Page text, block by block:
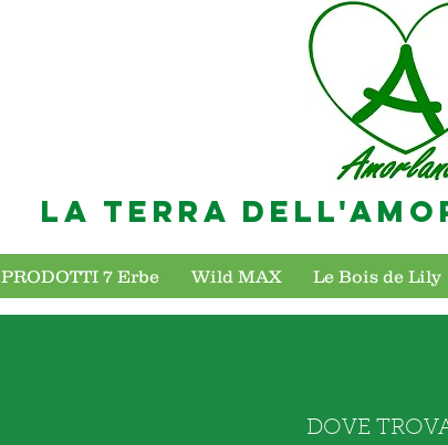
LA TERRA
PRODOTTI 7 Erbe Wild MAX Le Bois de Lily
DOVE